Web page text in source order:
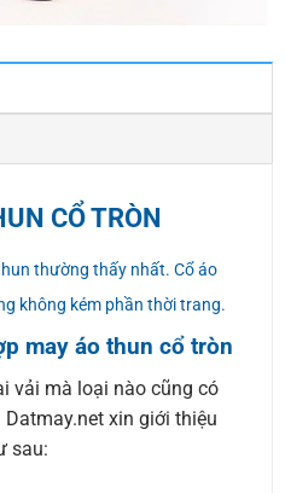
CỔ TRÒN
thường thấy nhất. Cổ áo
không kém phần thời trang.
may áo thun cổ tròn
vải mà loại nào cũng có
xin giới thiệu
sau: